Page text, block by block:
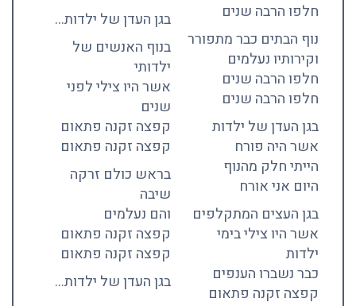
חלפו הרבה שנים
נוף הבתים כבר מתפורר
וקירותיו נעלמים
חלפו הרבה שנים
חלפו הרבה שנים
בגן העדן של ילדות
אשר היה פורח
הייתי חלק מהנוף
היום אני אורח
בגן העצים המתקלפים
אשר היו צילי בימי
ילדות
כבר נשברו הענפים
קפצה זקנה פתאום
בגן העדן של ילדות…
בנוף האנשים של
ילדותי
אשר היו צילי לפני
שנים
קפצה זקנה פתאום
קפצה זקנה פתאום
בראש כולם זרקה
שיבה
והם נעלמים
קפצה זקנה פתאום
קפצה זקנה פתאום
בגן העדן של ילדות…